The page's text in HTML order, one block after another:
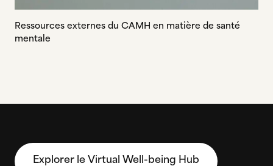
Ressources externes du CAMH en matière de santé
mentale
Explorer le Virtual Well-being Hub